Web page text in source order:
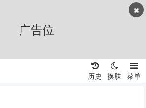
广告位
菜单
换肤
历史